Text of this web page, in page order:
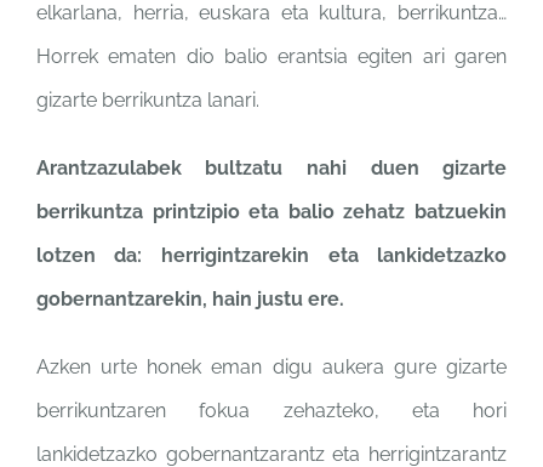
elkarlana, herria, euskara eta kultura, berrikuntza…
Horrek ematen dio balio erantsia egiten arigaren
gizarte berrikuntza lanari.
Arantzazulabek bultzatu nahi duengizarte
berrikuntza printzipio eta balio zehatz batzuekin
lotzen da: herrigintzarekin eta lankidetzazko
gobernantzarekin, hain justu ere.
Azken urte honek eman digu aukera gure gizarte
berrikuntzaren fokua zehazteko, eta hori
lankidetzazko gobernantzarantz eta herrigintzarantz